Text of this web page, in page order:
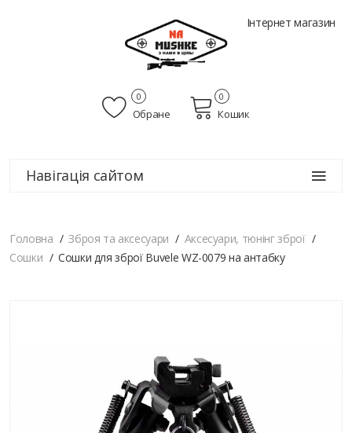
Інтернет магазин
Обране
0
Кошик
0
Навігація сайтом
Головна Зброя та аксесуари
Аксесуари, тюнінг зброї
Сошки
Сошки для зброї Buvele WZ-0079 на антабку